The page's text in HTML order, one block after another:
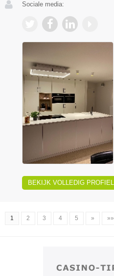
Sociale media:
BEKIJK VOLLEDIG PROFIEL
1 2 3 4 5 » »»